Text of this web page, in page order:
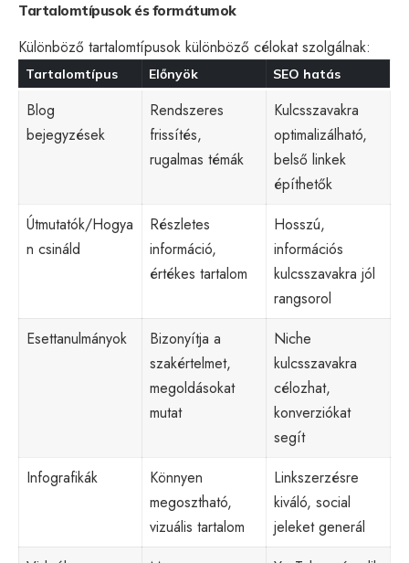
Tartalomtípusok és formátumok
Különböző tartalomtípusok különböző célokat szolgálnak:
Tartalomtípus Előnyök SEO hatás
Blog
bejegyzések
Rendszeres
frissítés,
rugalmas témák
Kulcsszavakra
optimalizálható,
belső linkek
építhetők
Útmutatók/Hogya
n csináld
Részletes
információ,
értékes tartalom
Hosszú,
információs
kulcsszavakra jól
rangsorol
Esettanulmányok
Bizonyítja a
szakértelmet,
megoldásokat
mutat
Niche
kulcsszavakra
célozhat,
konverziókat
segít
Infografikák
Könnyen
megosztható,
vizuális tartalom
Linkszerzésre
kiváló, social
jeleket generál